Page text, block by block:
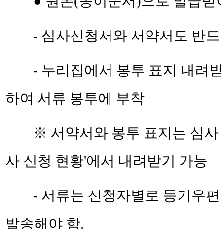
- 심사신청서와 서약서도 반
- 누리집에서 봉투 표지 내려
하여 서류 봉투에 부착
※ 서약서와 봉투 표지는 심
사 신청 현황'에서 내려받기 가능
- 서류는 신청자별로 등기우
발송해야 함.